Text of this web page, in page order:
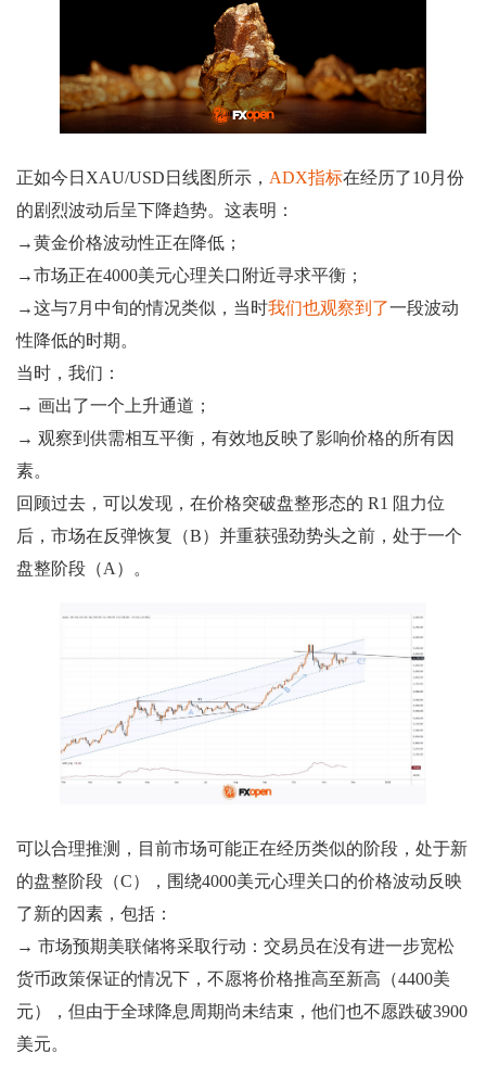
正如今日XAU/USD日线图所示， ADX指标在经历了10月份
的剧烈波动后呈下降趋势。这表明：
→黄金价格波动性正在降低；
→市场正在4000美元心理关口附近寻求平衡；
→这与7月中旬的情况类似，当时我们也观察到了一段波动
性降低的时期。
当时，我们：
→ 画出了一个上升通道；
→ 观察到供需相互平衡，有效地反映了影响价格的所有因
素。
回顾过去，可以发现，在价格突破盘整形态的 R1 阻力位
后，市场在反弹恢复（B）并重获强劲势头之前，处于一个
盘整阶段（A）。
可以合理推测，目前市场可能正在经历类似的阶段，处于新
的盘整阶段（C），围绕4000美元心理关口的价格波动反映
了新的因素，包括：
→ 市场预期美联储将采取行动：交易员在没有进一步宽松
货币政策保证的情况下，不愿将价格推高至新高（4400美
元），但由于全球降息周期尚未结束，他们也不愿跌破3900
美元。